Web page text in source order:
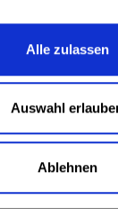
Alle zulassen
Auswahl
Ablehnen
Club Mate Cola 20 x